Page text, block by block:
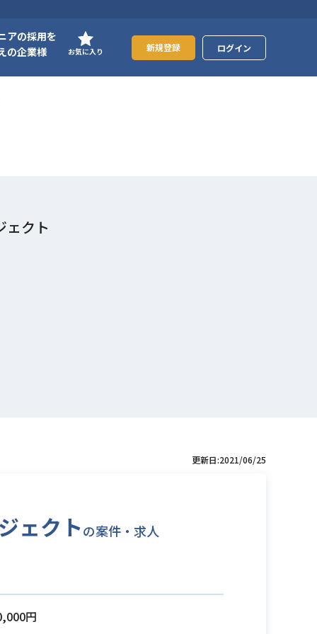
アの採用を
の企業様
お気に入り 新規登録 ログイン
クト
更新日:2021/06/25
ェクトの案件・求人
円